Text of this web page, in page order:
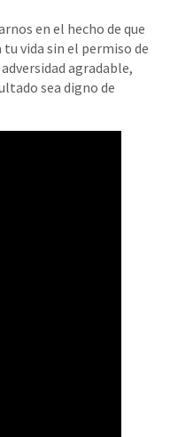
en el hecho de que
vida sin el permiso de
agradable,
sea digno de